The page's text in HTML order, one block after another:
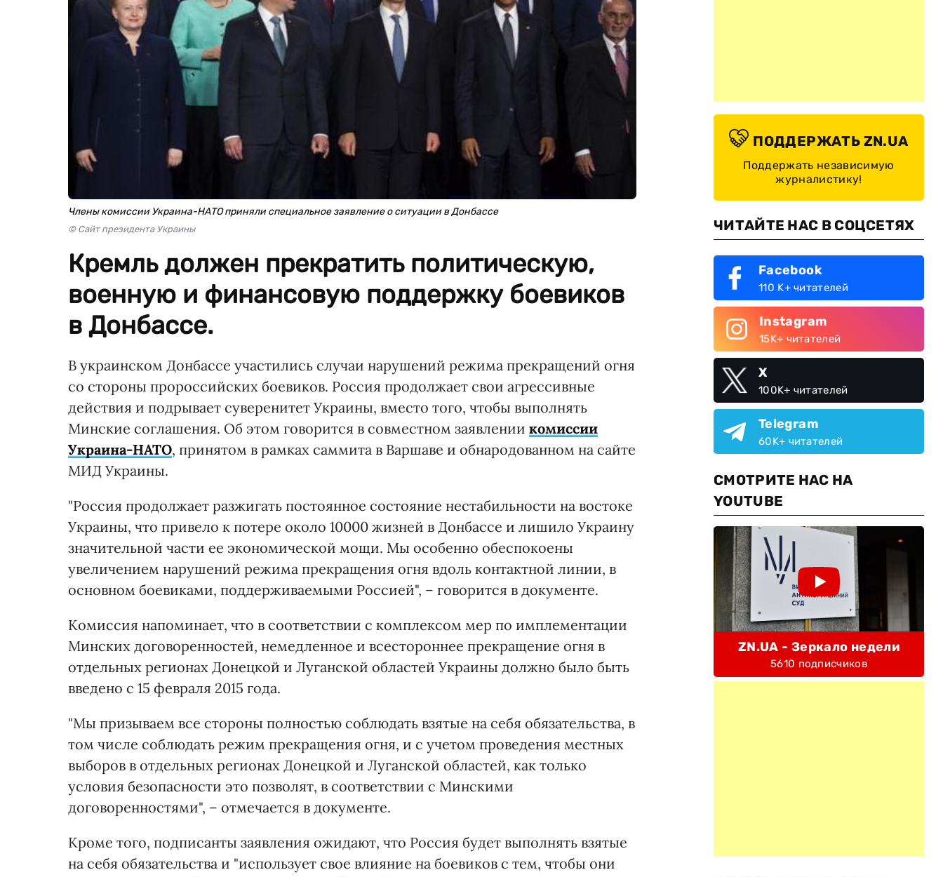
Члены комиссии Украина-НАТО приняли специальное заявление о ситуации в Донбассе
© Сайт президента Украины
Кремль должен прекратить политическую,
военную и финансовую поддержку боевиков
в Донбассе.
В украинском Донбассе участились случаи нарушений режима прекращений огня
со стороны пророссийских боевиков. Россия продолжает свои агрессивные
действия и подрывает суверенитет Украины, вместо того, чтобы выполнять
Минские соглашения. Об этом говорится в совместном заявлении комиссии
Украина-НАТО, принятом в рамках саммита в Варшаве и обнародованном на сайте
МИД Украины.
"Россия продолжает разжигать постоянное состояние нестабильности на востоке
Украины, что привело к потере около 10000 жизней в Донбассе и лишило Украину
значительной части ее экономической мощи. Мы особенно обеспокоены
увеличением нарушений режима прекращения огня вдоль контактной линии, в
основном боевиками, поддерживаемыми Россией", – говорится в документе.
Комиссия напоминает, что в соответствии с комплексом мер по имплементации
Минских договоренностей, немедленное и всестороннее прекращение огня в
отдельных регионах Донецкой и Луганской областей Украины должно было быть
введено с 15 февраля 2015 года.
"Мы призываем все стороны полностью соблюдать взятые на себя обязательства, в
том числе соблюдать режим прекращения огня, и с учетом проведения местных
выборов в отдельных регионах Донецкой и Луганской областей, как только
условия безопасности это позволят, в соответствии с Минскими
договоренностями", – отмечается в документе.
Кроме того, подписанты заявления ожидают, что Россия будет выполнять взятые
на себя обязательства и "использует свое влияние на боевиков с тем, чтобы они
ПОДДЕРЖАТЬ ZN.UA
Поддержать независимую
журналистику!
ЧИТАЙТЕ НАС В СОЦСЕТЯХ
Facebook
110 K+ читателей
Instagram
15K+ читателей
X
100K+ читателей
Telegram
60K+ читателей
СМОТРИТЕ НАС НА
YOUTUBE
ZN.UA - Зеркало недели
5610 подписчиков